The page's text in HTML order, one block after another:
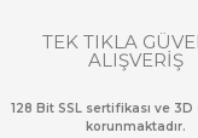
TEK TIKLA
ALIŞVERİŞ
128 Bit SSL sertifikası ve
korunmaktadır.